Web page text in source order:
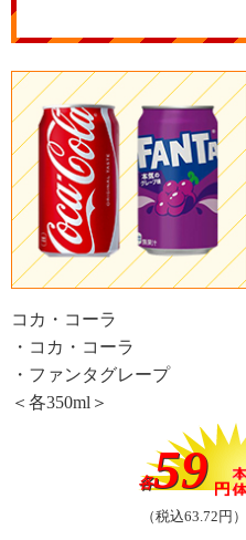
コカ・コーラ
・コカ・コーラ
・ファンタグレープ
＜各350ml＞
各59
（税込63.72円）